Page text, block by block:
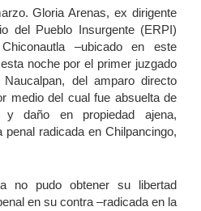
Gloria Arenas, ex dirigente
del Pueblo Insurgente (ERPI)
–ubicado en este
noche por el primer juzgado
del amparo directo
medio del cual fue absuelta de
daño en propiedad ajena,
radicada en Chilpancingo,
no pudo obtener su libertad
en su contra –radicada en la